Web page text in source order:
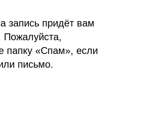
запись придёт вам
Пожалуйста,
папку «Спам», если
письмо.